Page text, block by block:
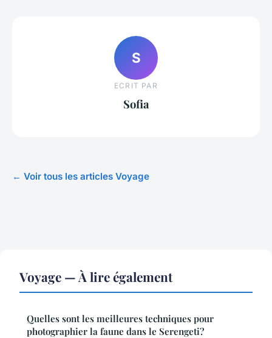
S
ECRIT PAR
Sofia
← Voir tous les articles Voyage
Voyage — À lire également
Quelles sont les meilleures techniques pour
photographier la faune dans le Serengeti?